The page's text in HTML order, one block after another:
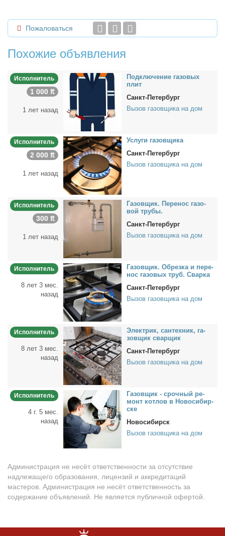
Пожаловаться
Похожие объявления
Исполнитель
1 000 ₶
1 лет назад
Под­клю­че­ние га­зо­вых
плит
Санкт-Петербург
Вызов газовщика на дом
Исполнитель
2 000 ₶
1 лет назад
Услу­ги га­зов­щи­ка
Санкт-Петербург
Вызов газовщика на дом
Исполнитель
300 ₶
1 лет назад
Га­зов­щик. Пе­ре­нос га­зо­
вой тру­бы.
Санкт-Петербург
Вызов газовщика на дом
Исполнитель
8 лет 3 мес.
назад
Га­зов­щик. Об­рез­ка и пе­ре­
нос га­зо­вых труб. Свар­ка
Санкт-Петербург
Вызов газовщика на дом
Исполнитель
8 лет 3 мес.
назад
Элек­трик, сан­тех­ник, га­
зов­щик свар­щик
Санкт-Петербург
Вызов газовщика на дом
Исполнитель
4 г. 5 мес.
назад
Га­зов­щик - сроч­ный ре­
монт кот­лов в Но­во­си­бир­
ске
Новосибирск
Вызов газовщика на дом
Администрация не несёт ответственности за отсутствие
надлежащего образования, лицензий и аккредитаций
мастеров. Администрация не несёт ответственность за
содержание объявлений. Не является публичной офертой.